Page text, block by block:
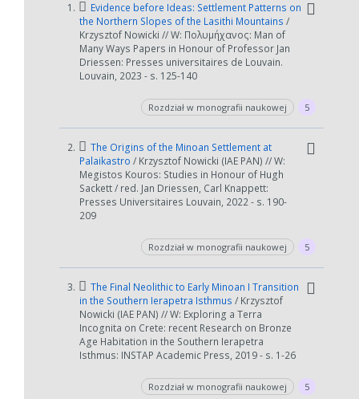
1.
Evidence before Ideas: Settlement Patterns on
the Northern Slopes of the Lasithi Mountains /
Krzysztof Nowicki // W: Πολυμήχανος: Man of
Many Ways Papers in Honour of Professor Jan
Driessen: Presses universitaires de Louvain.
Louvain, 2023 - s. 125-140
Rozdział w monografii naukowej 5
2.
The Origins of the Minoan Settlement at
Palaikastro / Krzysztof Nowicki (IAE PAN) // W:
Megistos Kouros: Studies in Honour of Hugh
Sackett / red. Jan Driessen, Carl Knappett:
Presses Universitaires Louvain, 2022 - s. 190-
209
Rozdział w monografii naukowej 5
3.
The Final Neolithic to Early Minoan I Transition
in the Southern Ierapetra Isthmus / Krzysztof
Nowicki (IAE PAN) // W: Exploring a Terra
Incognita on Crete: recent Research on Bronze
Age Habitation in the Southern Ierapetra
Isthmus: INSTAP Academic Press, 2019 - s. 1-26
Rozdział w monografii naukowej 5